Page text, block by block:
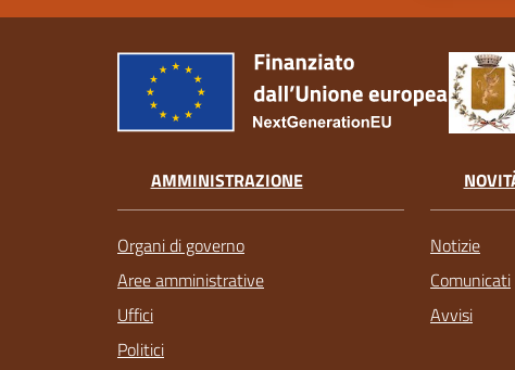
AMMINISTRAZIONE
Organi di governo
Aree amministrative
Uffici
Politici
Notizie
Comunicati
Avvisi